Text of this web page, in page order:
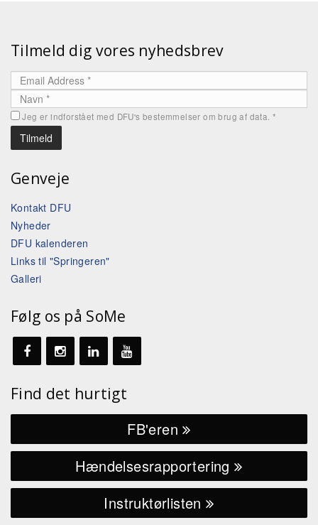
Tilmeld dig vores nyhedsbrev
Jeg er indforstået med DFU's bestemmelser om brug af data.*
Genveje
Kontakt DFU
Nyheder
DFU kalenderen
Links til "Springeren"
Galleri
Følg os på SoMe
Find det hurtigt
FB'eren
Hændelsesrapportering
Instruktørlisten